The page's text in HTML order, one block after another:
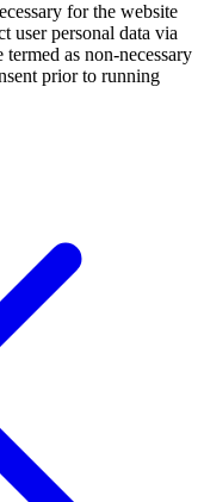
for the website
user personal data via
as non-necessary
prior to running